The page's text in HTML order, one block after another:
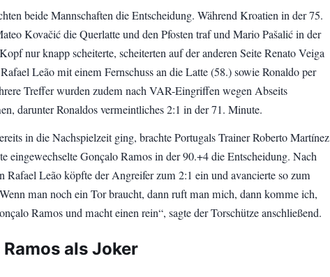
beide Mannschaften die Entscheidung. Während Kroatien in der 75.
Kovačić die Querlatte und den Pfosten traf und Mario Pašalić in der
nur knapp scheiterte, scheiterten auf der anderen Seite Renato Veiga
Leão mit einem Fernschuss an die Latte (58.) sowie Ronaldo per
Treffer wurden zudem nach VAR-Eingriffen wegen Abseits
darunter Ronaldos vermeintliches 2:1 in der 71. Minute.
in die Nachspielzeit ging, brachte Portugals Trainer Roberto Martínez
eingewechselte Gonçalo Ramos in der 90.+4 die Entscheidung. Nach
Rafael Leão köpfte der Angreifer zum 2:1 ein und avancierte so zum
man noch ein Tor braucht, dann ruft man mich, dann komme ich,
Ramos und macht einen rein“, sagte der Torschütze anschließend.
als Joker